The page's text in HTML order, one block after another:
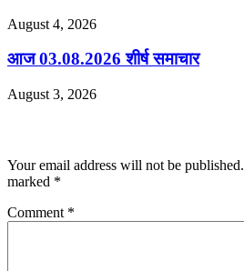
August 4, 2026
आज 03.08.2026 शीर्ष समाचार
August 3, 2026
Your email address will not be published.
marked *
Comment *